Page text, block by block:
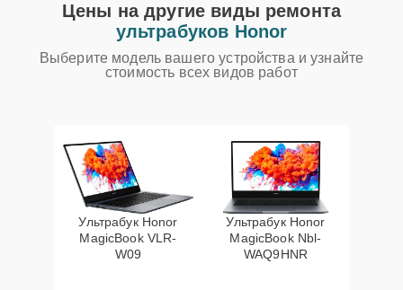
Цены на другие виды ремонта
ультрабуков Honor
Выберите модель вашего устройства и узнайте
стоимость всех видов работ
Ультрабук Honor
MagicBook VLR-
W09
Ультрабук Honor
MagicBook Nbl-
WAQ9HNR